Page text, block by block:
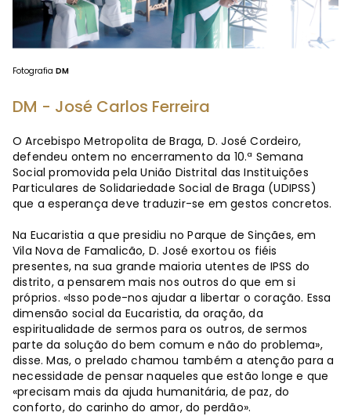
Fotografia DM
DM - José Carlos Ferreira
O Arcebispo Metropolita de Braga, D. José Cordeiro,
defendeu ontem no encerramento da 10.ª Semana
Social promovida pela União Distrital das Instituições
Particulares de Solidariedade Social de Braga (UDIPSS)
que a esperança deve traduzir-se em gestos concretos.
Na Eucaristia a que presidiu no Parque de Sinçães, em
Vila Nova de Famalicão, D. José exortou os fiéis
presentes, na sua grande maioria utentes de IPSS do
distrito, a pensarem mais nos outros do que em si
próprios. «Isso pode-nos ajudar a libertar o coração. Essa
dimensão social da Eucaristia, da oração, da
espiritualidade de sermos para os outros, de sermos
parte da solução do bem comum e não do problema»,
disse. Mas, o prelado chamou também a atenção para a
necessidade de pensar naqueles que estão longe e que
«precisam mais da ajuda humanitária, de paz, do
conforto, do carinho do amor, do perdão».